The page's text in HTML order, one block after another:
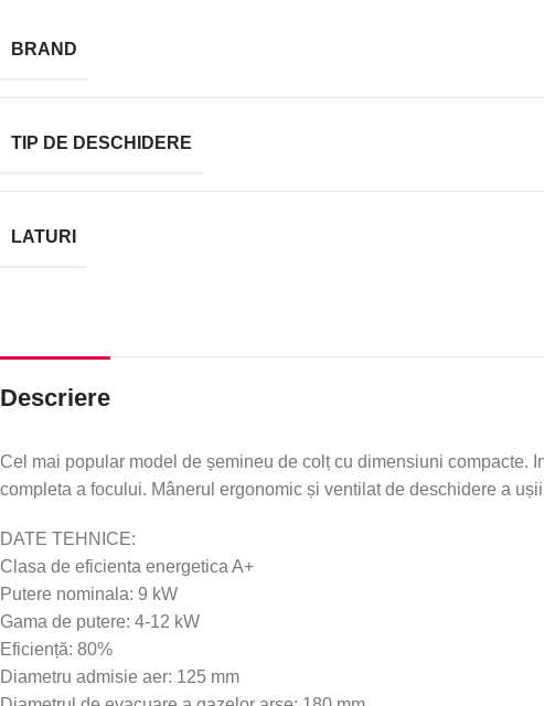
BRAND
TIP DE DESCHIDERE
LATURI
Descriere
Cel mai popular model de șemineu de colț cu dimensiuni compacte.
completa a focului. Mânerul ergonomic și ventilat de deschidere a
DATE TEHNICE:
Clasa de eficienta energetica A+
Putere nominala: 9 kW
Gama de putere: 4-12 kW
Eficiență: 80%
Diametru admisie aer: 125 mm